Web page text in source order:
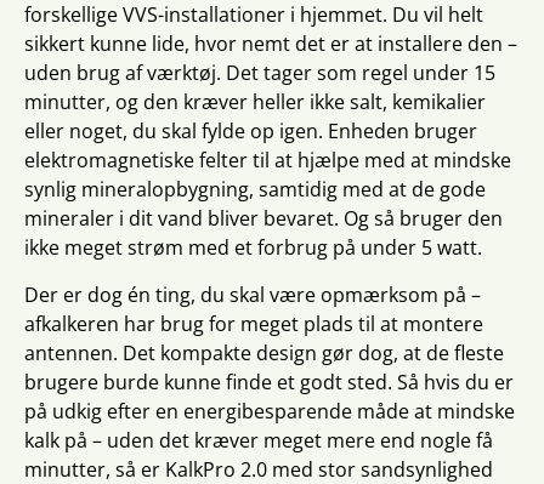
forskellige VVS-installationer i hjemmet. Du vil helt
sikkert kunne lide, hvor nemt det er at installere den –
uden brug af værktøj. Det tager som regel under 15
minutter, og den kræver heller ikke salt, kemikalier
eller noget, du skal fylde op igen. Enheden bruger
elektromagnetiske felter til at hjælpe med at mindske
synlig mineralopbygning, samtidig med at de gode
mineraler i dit vand bliver bevaret. Og så bruger den
ikke meget strøm med et forbrug på under 5 watt.
Der er dog én ting, du skal være opmærksom på –
afkalkeren har brug for meget plads til at montere
antennen. Det kompakte design gør dog, at de fleste
brugere burde kunne finde et godt sted. Så hvis du er
på udkig efter en energi­besparende måde at mindske
kalk på – uden det kræver meget mere end nogle få
minutter, så er KalkPro 2.0 med stor sandsynlighed